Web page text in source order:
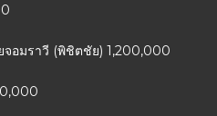
อมราวี (พิชิตชัย) 1,200,000